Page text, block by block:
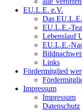
EU.L.E. e.V.
Das
EU.L.E.-
Lebenslauf
EU.L.E.-
Links
Fördermitglied
Impressum
Impressum
Datenschutz